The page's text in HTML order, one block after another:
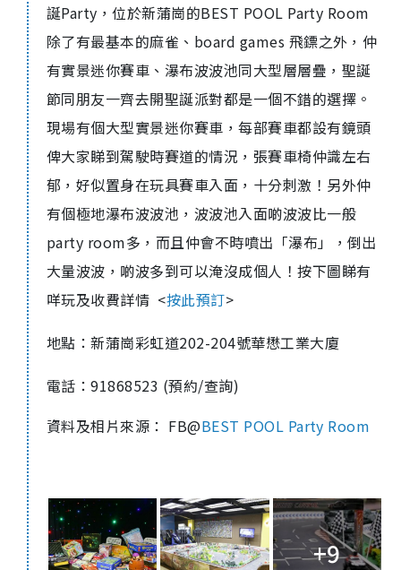
誕Party，位於新蒲崗的BEST POOL Party Room
除了有最基本的麻雀、board games 飛鏢之外，仲
有實景迷你賽車、瀑布波波池同大型層層疊，聖誕
節同朋友一齊去開聖誕派對都是一個不錯的選擇。
現場有個大型實景迷你賽車，每部賽車都設有鏡頭
俾大家睇到駕駛時賽道的情況，張賽車椅仲識左右
郁，好似置身在玩具賽車入面，十分刺激！另外仲
有個極地瀑布波波池，波波池入面啲波波比一般
party room多，而且仲會不時噴出「瀑布」，倒出
大量波波，啲波多到可以淹沒成個人！按下圖睇有
咩玩及收費詳情 <按此預訂>
地點：新蒲崗彩虹道202-204號華懋工業大廈
電話：91868523 (預約/查詢)
資料及相片來源： FB@BEST POOL Party Room
+9